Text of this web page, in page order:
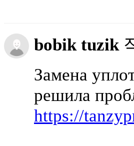
bobik tuzik
Замена
решила
https://